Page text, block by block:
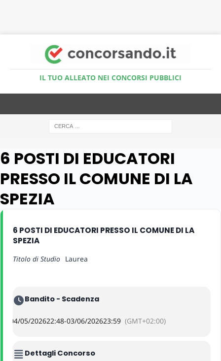
IL TUO ALLEATO NEI CONCORSI PUBBLICI
6 POSTI DI EDUCATORI
PRESSO IL COMUNE DI LA
SPEZIA
6 POSTI DI EDUCATORI PRESSO IL COMUNE DI LA
SPEZIA
Titolo di Studio Laurea
Bandito - Scadenza
04/05/202622:48-03/06/202623:59 (GMT+02:00)
Dettagli Concorso